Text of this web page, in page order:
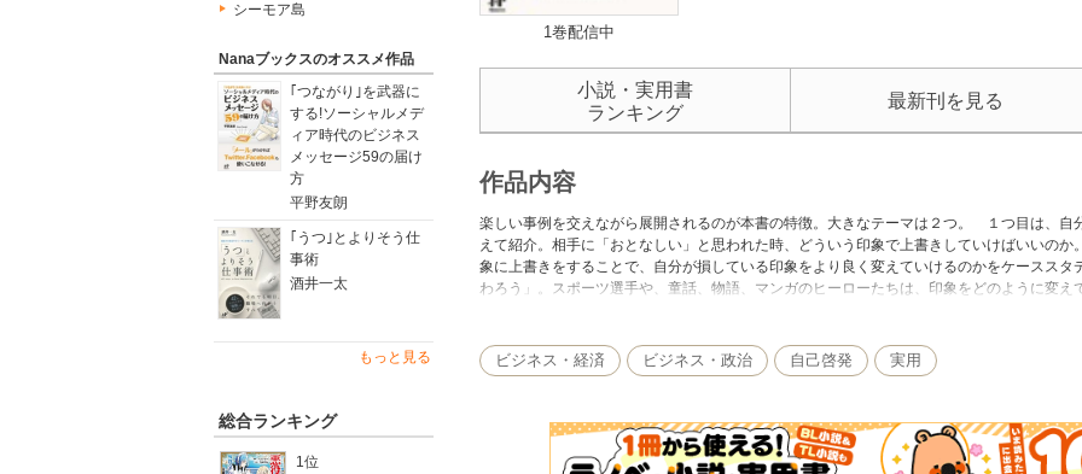
シーモア島
Nanaブックスのオススメ作品
｢つながり｣を武器に
する!ソーシャルメデ
ィア時代のビジネス
メッセージ59の届け
方
平野友朗
｢うつ｣とよりそう仕
事術
酒井一太
もっと見る
総合ランキング
1位
1巻配信中
小説・実用書
ランキング
最新刊を見る
作品内容
楽しい事例を交えながら展開されるのが本書の特徴。大きなテーマは２つ。 １つ目は、自
えて紹介。相手に「おとなしい」と思われた時、どういう印象で上書きしていけばいいの
象に上書きをすることで、自分が損している印象をより良く変えていけるのかをケースス
わろう」。スポーツ選手や、童話、物語、マンガのヒーローたちは、印象をどのように変
生、さかなクン、ドラえもん、シンデレラ、カラス。さまざまな登場人物の事例を交えて
カラスは３歳児や犬と同じくらい知能が高い。でも、従前の悪い印象で、それが狡猾さとし
あれば、知能の高さということで評価されますが、悪い印象の場合はせっかく頭がよくて
ビジネス・経済 ビジネス・政治 自己啓発 実用